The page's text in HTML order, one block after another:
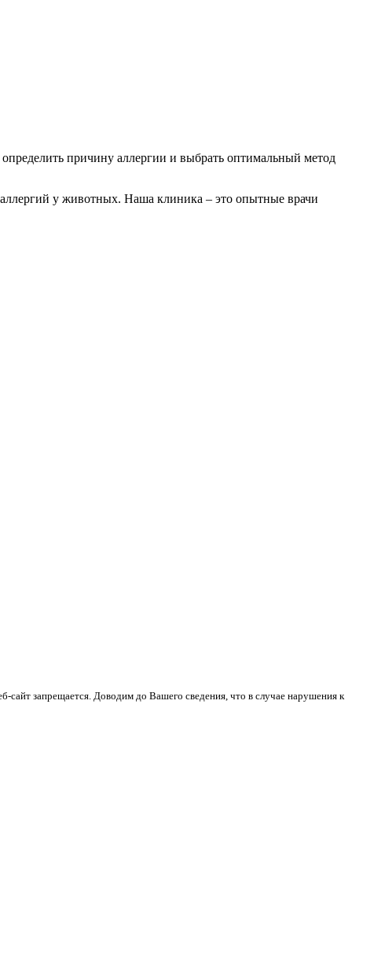
причину аллергии и выбрать оптимальный метод
у животных. Наша клиника – это опытные врачи
сайт запрещается. Доводим до Вашего сведения, что в случае нарушения к